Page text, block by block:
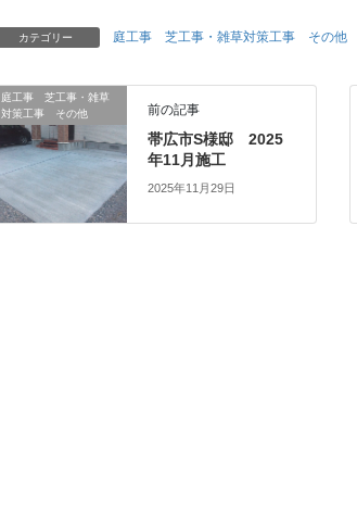
カテゴリー 庭工事 芝工事・雑草対策工事 その他
庭工事 芝工事・雑草
対策工事 その他
前の記事
帯広市S様邸 2025
年11月施工
2025年11月29日